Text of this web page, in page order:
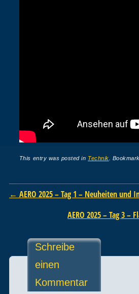
This entry was posted in Technik .
Post navigation
← AERO 2025 – Tag 1 – Neuheiten und
AERO 2025 – Tag 3 –
Schreibe
einen
Kommentar